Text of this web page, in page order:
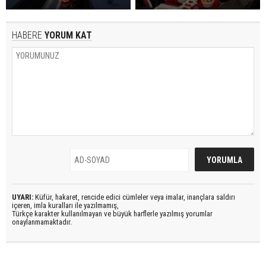
HABERE YORUM KAT
UYARI: Küfür, hakaret, rencide edici cümleler veya imalar, inançlara saldırı
içeren, imla kuralları ile yazılmamış,
Türkçe karakter kullanılmayan ve büyük harflerle yazılmış yorumlar
onaylanmamaktadır.